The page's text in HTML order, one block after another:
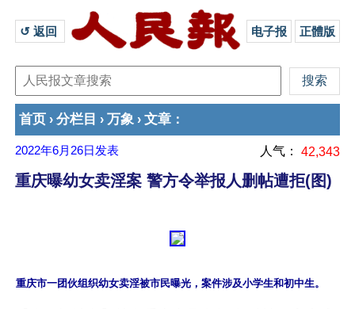
↺ 返回 电子报 正體版
首页 › 分栏目 › 万象 › 文章 ：
2022年6月26日 发表 人气： 42,343
重庆曝幼女卖淫案 警方令举报人删帖遭拒(图)